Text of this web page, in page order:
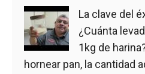
La clave del
¿Cuánta
1kg de
hornear pan, la cantidad